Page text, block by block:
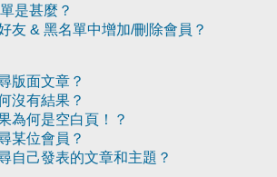
是甚麼？
友 & 黑名單中增加/刪除會員？
版面文章？
沒有結果？
為何是空白頁！？
某位會員？
自己發表的文章和主題？